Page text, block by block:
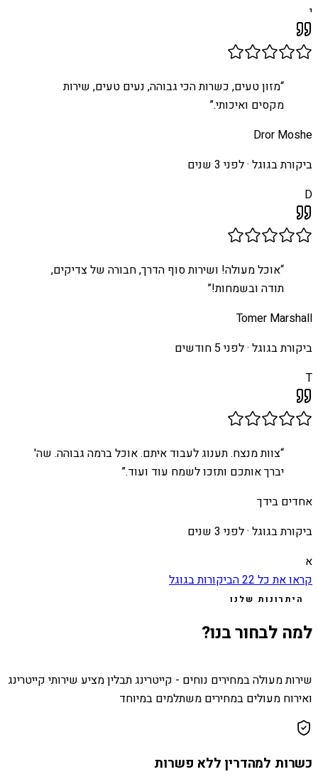
י
“מזון טעים, כשרות הכי גבוהה, נעים טעים, שירות
מקסים ואיכותי.”
Dror Moshe
ביקורת בגוגל ·לפני 3 שנים
D
“אוכל מעולה! ושירות סוף הדרך, חבורה של צדיקים,
תודה ובשמחות!”
Tomer Marshall
ביקורת בגוגל ·לפני 5 חודשים
T
“צוות מנצח. תענוג לעבוד איתם. אוכל ברמה גבוהה. שה'
יברך אותכם ותזכו לשמח עוד ועוד.”
אחדים בידך
ביקורת בגוגל ·לפני 3 שנים
א
קראו את כל22הביקורות בגוגל
היתרונות שלנו
למה לבחור בנו?
שירות מעולה במחירים נוחים - קייטרינג תבלין מציע שירותי קייטרינג
ואירוח מעולים במחירים משתלמים במיוחד
כשרות למהדרין ללא פשרות